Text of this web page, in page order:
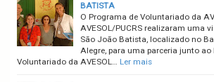
BATISTA
O Programa de Voluntariado da
AVESOL/PUCRS realizaram uma
São João Batista, localizado no
Alegre, para uma parceria junto ao
Voluntariado da AVESOL… Ler mais